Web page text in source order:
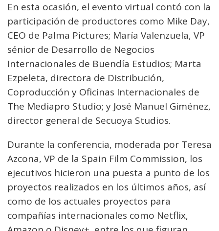
En esta ocasión, el evento virtual contó con la
participación de productores como Mike Day,
CEO de Palma Pictures; María Valenzuela, VP
sénior de Desarrollo de Negocios
Internacionales de Buendía Estudios; Marta
Ezpeleta, directora de Distribución,
Coproducción y Oficinas Internacionales de
The Mediapro Studio; y José Manuel Giménez,
director general de Secuoya Studios.
Durante la conferencia, moderada por Teresa
Azcona, VP de la Spain Film Commission, los
ejecutivos hicieron una puesta a punto de los
proyectos realizados en los últimos años, así
como de los actuales proyectos para
compañías internacionales como Netflix,